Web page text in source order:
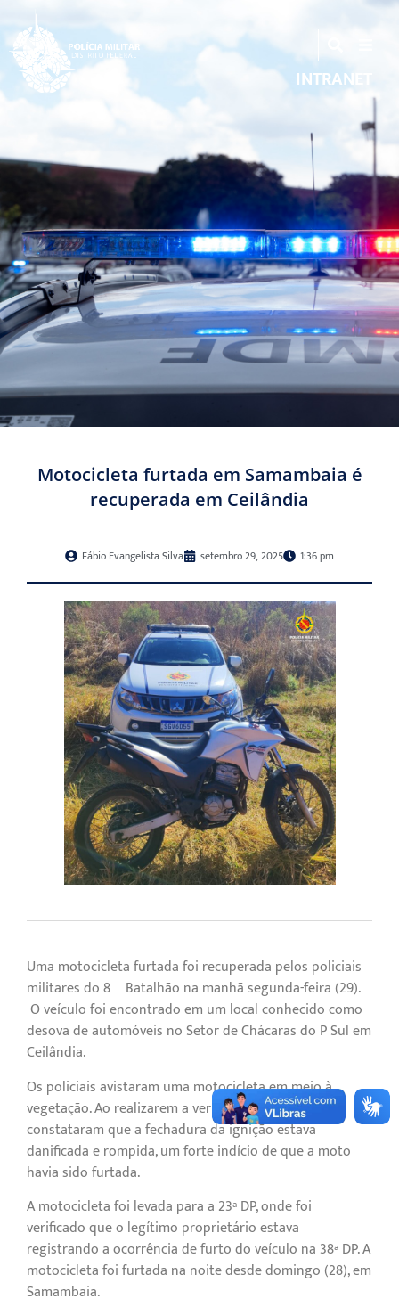
INTRANET
Motocicleta furtada em Samambaia é
recuperada em Ceilândia
Fábio Evangelista Silva setembro 29, 2025 1:36 pm
Uma motocicleta furtada foi recuperada pelos policiais
militares do 8º Batalhão na manhã segunda-feira (29).
O veículo foi encontrado em um local conhecido como
desova de automóveis no Setor de Chácaras do P Sul em
Ceilândia.
Os policiais avistaram uma motocicleta em meio à
vegetação. Ao realizarem a verificação, os policiais
constataram que a fechadura da ignição estava
danificada e rompida, um forte indício de que a moto
havia sido furtada.
A motocicleta foi levada para a 23ª DP, onde foi
verificado que o legítimo proprietário estava
registrando a ocorrência de furto do veículo na 38ª DP. A
motocicleta foi furtada na noite desde domingo (28), em
Samambaia.